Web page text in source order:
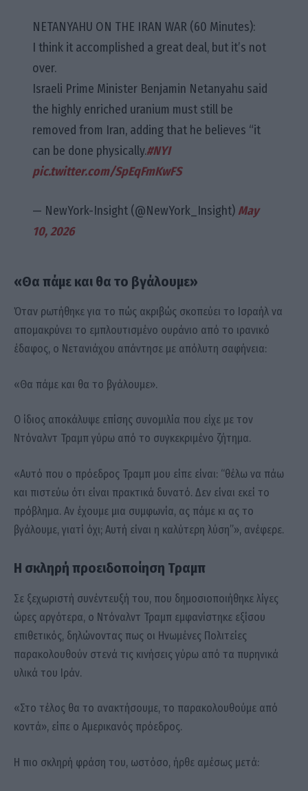
NETANYAHU ON THE IRAN WAR (60 Minutes):
I think it accomplished a great deal, but it’s not
over.
Israeli Prime Minister Benjamin Netanyahu said
the highly enriched uranium must still be
removed from Iran, adding that he believes “it
can be done physically.#NYI
pic.twitter.com/SpEqFmKwFS
— NewYork-Insight (@NewYork_Insight) May
10, 2026
«Θα πάμε και θα το βγάλουμε»
Όταν ρωτήθηκε για το πώς ακριβώς σκοπεύει το Ισραήλ να
απομακρύνει το εμπλουτισμένο ουράνιο από το ιρανικό
έδαφος, ο Νετανιάχου απάντησε με απόλυτη σαφήνεια:
«Θα πάμε και θα το βγάλουμε».
Ο ίδιος αποκάλυψε επίσης συνομιλία που είχε με τον
Ντόναλντ Τραμπ γύρω από το συγκεκριμένο ζήτημα.
«Αυτό που ο πρόεδρος Τραμπ μου είπε είναι: “θέλω να πάω
και πιστεύω ότι είναι πρακτικά δυνατό. Δεν είναι εκεί το
πρόβλημα. Αν έχουμε μια συμφωνία, ας πάμε κι ας το
βγάλουμε, γιατί όχι; Αυτή είναι η καλύτερη λύση”», ανέφερε.
Η σκληρή προειδοποίηση Τραμπ
Σε ξεχωριστή συνέντευξή του, που δημοσιοποιήθηκε λίγες
ώρες αργότερα, ο Ντόναλντ Τραμπ εμφανίστηκε εξίσου
επιθετικός, δηλώνοντας πως οι Ηνωμένες Πολιτείες
παρακολουθούν στενά τις κινήσεις γύρω από τα πυρηνικά
υλικά του Ιράν.
«Στο τέλος θα το ανακτήσουμε, το παρακολουθούμε από
κοντά», είπε ο Αμερικανός πρόεδρος.
Η πιο σκληρή φράση του, ωστόσο, ήρθε αμέσως μετά: